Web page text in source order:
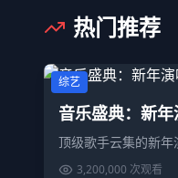
热门推荐
综艺
音乐盛典：新
顶级歌手云集的新年
3,200,000 次观看